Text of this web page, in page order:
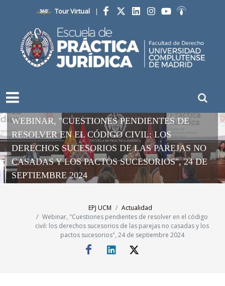
Tour Virtual |
Facebook
WEBINAR, "CUESTIONES PENDIENTES DE
RESOLVER EN EL CÓDIGO CIVIL: LOS
DERECHOS SUCESORIOS DE LAS PAREJAS NO
CASADAS Y LOS PACTOS SUCESORIOS", 24 DE
SEPTIEMBRE 2024
EPJ UCM
Actualidad
Webinar, "Cuestiones pendientes de resolver en el código
civil: los derechos sucesorios de las parejas no casadas y los
pactos sucesorios", 24 de septiembre 2024